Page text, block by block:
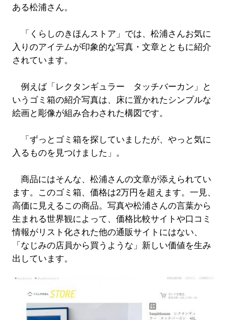
ある松浦さん。
「くらしのきほんストア」では、松浦さんお気に
入りのアイテムが印象的な写真・文章とともに紹介
されています。
例えば「レクタンギュラー タッチバーカン」と
いうゴミ箱の紹介写真は、床に置かれたシンプルな
絵画と彫像が組み合わされた構図です。
「ずっとゴミ箱を探していましたが、やっと気に
入るものを見つけました」。
商品にはそんな、松浦さんの文章が添えられてい
ます。このゴミ箱、価格は2万円を超えます。一見、
高価に見えるこの商品。写真や松浦さんの言葉から
生まれる世界観によって、価格比較サイトや口コミ
情報がリスト化された他の通販サイトにはない、
「なじみの店員から買うような」新しい価値を生み
出しています。